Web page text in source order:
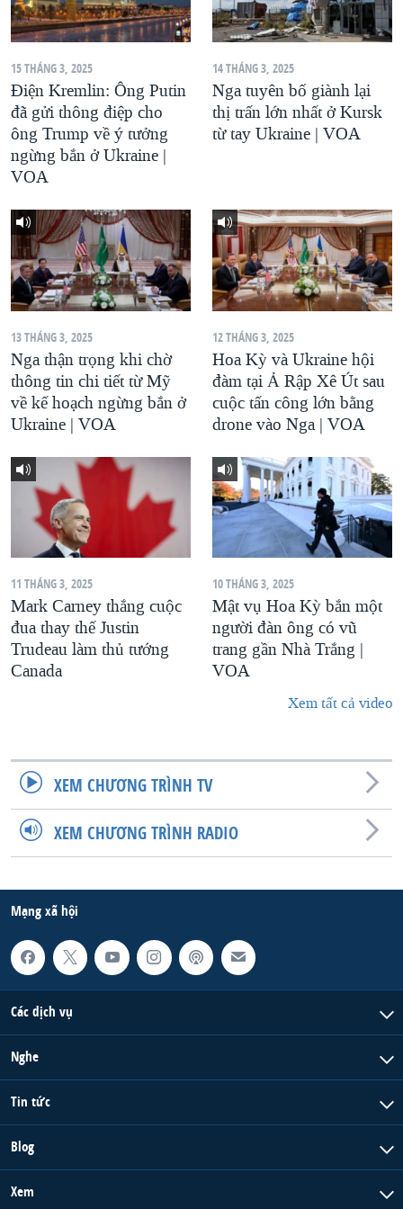
QUAN HỆ VIỆT MỸ
15 THÁNG 3, 2025
Điện Kremlin: Ông Putin
đã gửi thông điệp cho
ông Trump về ý tưởng
ngừng bắn ở Ukraine |
VOA
14 THÁNG 3, 2025
Nga tuyên bố giành lại
thị trấn lớn nhất ở Kursk
từ tay Ukraine | VOA
13 THÁNG 3, 2025
Nga thận trọng khi chờ
thông tin chi tiết từ Mỹ
về kế hoạch ngừng bắn ở
Ukraine | VOA
12 THÁNG 3, 2025
Hoa Kỳ và Ukraine hội
đàm tại Ả Rập Xê Út sau
cuộc tấn công lớn bằng
drone vào Nga | VOA
11 THÁNG 3, 2025
Mark Carney thắng cuộc
đua thay thế Justin
Trudeau làm thủ tướng
Canada
10 THÁNG 3, 2025
Mật vụ Hoa Kỳ bắn một
người đàn ông có vũ
trang gần Nhà Trắng |
VOA
Xem tất cả video
XEM CHƯƠNG TRÌNH TV
XEM CHƯƠNG TRÌNH RADIO
Mạng xã hội
Các dịch vụ
Nghe
Tin tức
Blog
Xem